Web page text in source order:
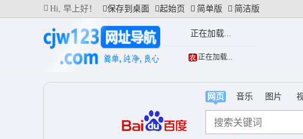
Hi, 早上好！ 保存到桌面 起始页 简单版 简洁版
正在加载...
正在加载...
网页 音乐 图片